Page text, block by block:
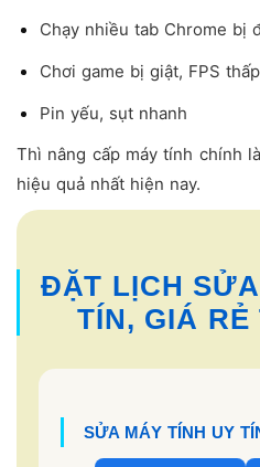
Chạy nhiều tab Chrome bị
Chơi game bị giật, FPS thấp
Pin yếu, sụt nhanh
Thì nâng cấp máy tính chính
hiệu quả nhất hiện nay.
ĐẶT LỊCH
TÍN, GIÁ RẺ
SỬA MÁY TÍNH UY